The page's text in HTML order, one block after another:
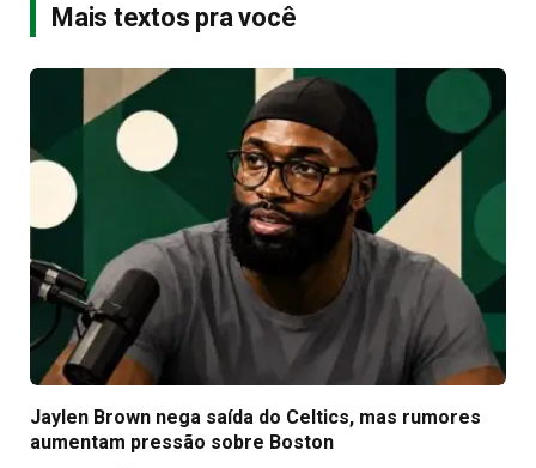
Mais textos pra você
Jaylen Brown nega saída do Celtics, mas rumores
aumentam pressão sobre Boston